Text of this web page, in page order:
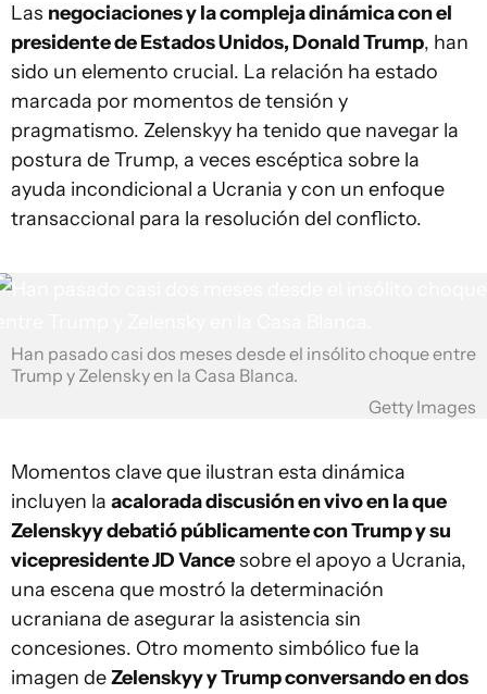
Las negociaciones y la compleja dinámica con el
presidente de Estados Unidos, Donald Trump, han
sido un elemento crucial. La relación ha estado
marcada por momentos de tensión y
pragmatismo. Zelenskyy ha tenido que navegar la
postura de Trump, a veces escéptica sobre la
ayuda incondicional a Ucrania y con un enfoque
transaccional para la resolución del conflicto.
Han pasado casi dos meses desde el insólito choque entre
Trump y Zelensky en la Casa Blanca.
Getty Images
Momentos clave que ilustran esta dinámica
incluyen la acalorada discusión en vivo en la que
Zelenskyy debatió públicamente con Trump y su
vicepresidente JD Vancesobre el apoyo a Ucrania,
una escena que mostró la determinación
ucraniana de asegurar la asistencia sin
concesiones. Otro momento simbólico fue la
imagen deZelenskyy y Trump conversando en dos